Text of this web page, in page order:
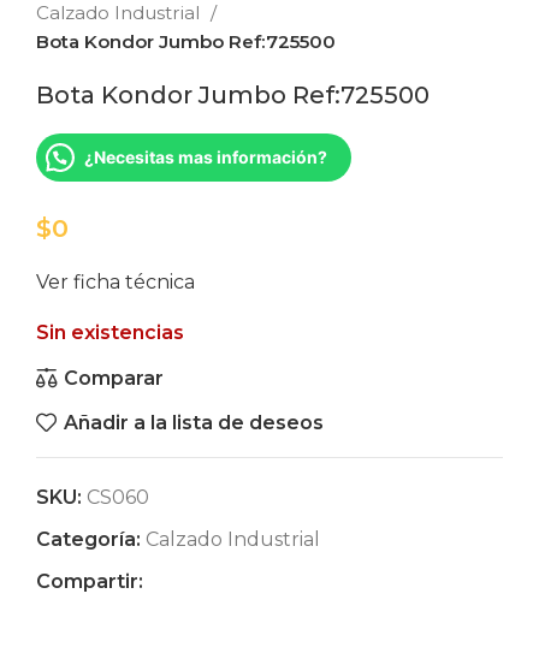
Calzado Industrial
Bota Kondor Jumbo Ref:725500
Bota Kondor Jumbo Ref:725500
¿Necesitas mas información?
$
Ver ficha técnica
Sin existencias
Comparar
Añadir a la lista de deseos
SKU: CS060
Categoría: Calzado Industrial
Compartir: